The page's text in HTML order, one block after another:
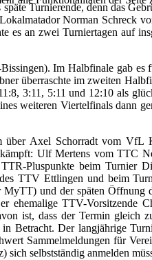
Turnierende, denn das
Norman Schreck
an zwei Turniertagen auf
Im Halbfinale gab es
überraschte im zweiten
3:11, 5:11 und 12:10 als
weiteren Viertelfinals dann
über Axel Schorradt vom
Ulf Mertens vom TTC
Pluspunkte beim Turnier
TTV Ettlingen und beim
und der späten
ehemalige TTV-Vorsitzende
ist, dass der Termin gleich
Betracht. Der langjährige
Sammelmeldungen für
selbstständig anmelden